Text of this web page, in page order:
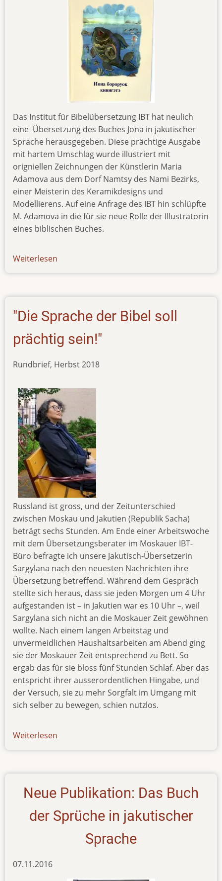
Das Institut für Bibelübersetzung IBT hat neulich
eine Übersetzung des Buches Jona in jakutischer
Sprache herausgegeben. Diese prächtige Ausgabe
mit hartem Umschlag wurde illustriert mit
origniellen Zeichnungen der Künstlerin Maria
Adamova aus dem Dorf Namtsy des Nami Bezirks,
einer Meisterin des Keramikdesigns und
Modellierens. Auf eine Anfrage des IBT hin schlüpfte
M. Adamova in die für sie neue Rolle der Illustratorin
eines biblischen Buches.
Weiterlesen
"Die Sprache der Bibel soll
prächtig sein!"
Rundbrief, Herbst 2018
Russland ist gross, und der Zeitunterschied
zwischen Moskau und Jakutien (Republik Sacha)
beträgt sechs Stunden. Am Ende einer Arbeitswoche
mit dem Übersetzungsberater im Moskauer IBT-
Büro befragte ich unsere Jakutisch-Übersetzerin
Sargylana nach den neuesten Nachrichten ihre
Übersetzung betreffend. Während dem Gespräch
stellte sich heraus, dass sie jeden Morgen um 4 Uhr
aufgestanden ist – in Jakutien war es 10 Uhr –, weil
Sargylana sich nicht an die Moskauer Zeit gewöhnen
wollte. Nach einem langen Arbeitstag und
unvermeidlichen Haushaltsarbeiten am Abend ging
sie der Moskauer Zeit entsprechend zu Bett. So
ergab das für sie bloss fünf Stunden Schlaf. Aber das
entspricht ihrer ausserordentlichen Hingabe, und
der Versuch, sie zu mehr Sorgfalt im Umgang mit
sich selber zu bewegen, schien nutzlos.
Weiterlesen
Neue Publikation: Das Buch
der Sprüche in jakutischer
Sprache
07.11.2016